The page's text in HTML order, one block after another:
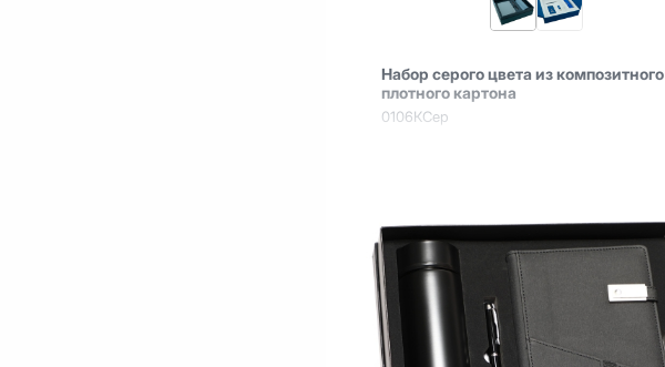
Набор серого цвета из композитного
плотного картона
0106КСер